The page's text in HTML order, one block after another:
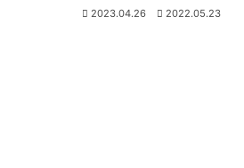
2023.04.26 2022.05.23